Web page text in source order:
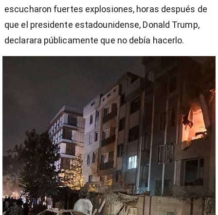
escucharon fuertes explosiones, horas después de
que el presidente estadounidense, Donald Trump,
declarara públicamente que no debía hacerlo.